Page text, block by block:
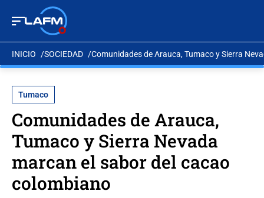
INICIO SOCIEDAD Comunidades de Arauca, Tumaco y Sierra
Tumaco
Comunidades de Arauca,
Tumaco y Sierra Nevada
marcan el sabor del cacao
colombiano